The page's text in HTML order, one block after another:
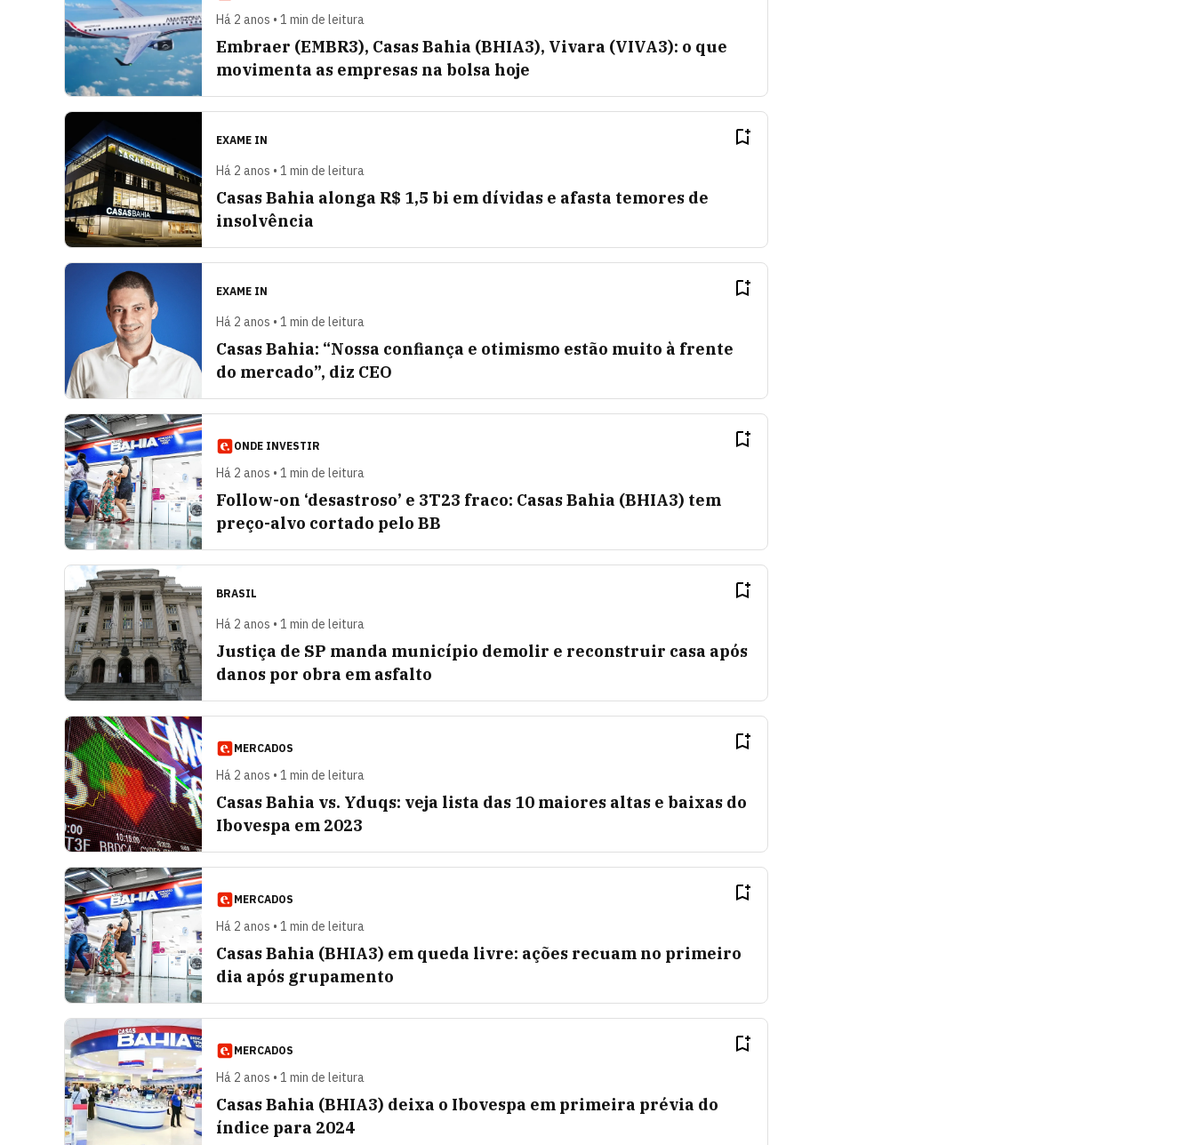
Há 2 anos • 1 min de leitura
Embraer (EMBR3), Casas Bahia (BHIA3), Vivara (VIVA3): o que
movimenta as empresas na bolsa hoje
EXAME IN
Há 2 anos • 1 min de leitura
Casas Bahia alonga R$ 1,5 bi em dívidas e afasta temores de
insolvência
EXAME IN
Há 2 anos • 1 min de leitura
Casas Bahia: “Nossa confiança e otimismo estão muito à frente
do mercado”, diz CEO
ONDE INVESTIR
Há 2 anos • 1 min de leitura
Follow-on ‘desastroso’ e 3T23 fraco: Casas Bahia (BHIA3) tem
preço-alvo cortado pelo BB
BRASIL
Há 2 anos • 1 min de leitura
Justiça de SP manda município demolir e reconstruir casa após
danos por obra em asfalto
MERCADOS
Há 2 anos • 1 min de leitura
Casas Bahia vs. Yduqs: veja lista das 10 maiores altas e baixas do
Ibovespa em 2023
MERCADOS
Há 2 anos • 1 min de leitura
Casas Bahia (BHIA3) em queda livre: ações recuam no primeiro
dia após grupamento
MERCADOS
Há 2 anos • 1 min de leitura
Casas Bahia (BHIA3) deixa o Ibovespa em primeira prévia do
índice para 2024